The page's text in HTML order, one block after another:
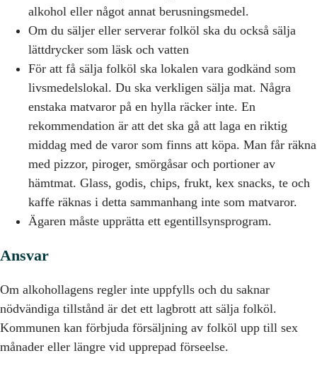
alkohol eller något annat berusningsmedel.
Om du säljer eller serverar folköl ska du också sälja
lättdrycker som läsk och vatten
För att få sälja folköl ska lokalen vara godkänd som
livsmedelslokal. Du ska verkligen sälja mat. Några
enstaka matvaror på en hylla räcker inte. En
rekommendation är att det ska gå att laga en riktig
middag med de varor som finns att köpa. Man får räkna
med pizzor, piroger, smörgåsar och portioner av
hämtmat. Glass, godis, chips, frukt, kex snacks, te och
kaffe räknas i detta sammanhang inte som matvaror.
Ägaren måste upprätta ett egentillsynsprogram.
Ansvar
Om alkohollagens regler inte uppfylls och du saknar
nödvändiga tillstånd är det ett lagbrott att sälja folköl.
Kommunen kan förbjuda försäljning av folköl upp till sex
månader eller längre vid upprepad förseelse.